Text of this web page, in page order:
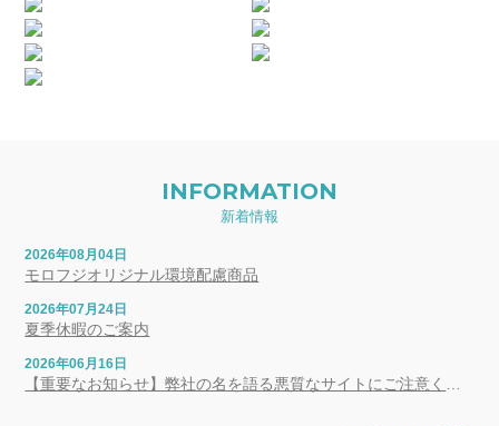
INFORMATION
新着情報
2026年08月04日
モロフジオリジナル環境配慮商品
2026年07月24日
夏季休暇のご案内
2026年06月16日
【重要なお知らせ】弊社の名を語る悪質なサイトにご注意ください